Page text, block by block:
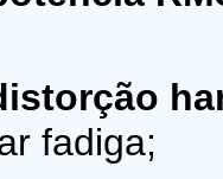
fadiga;